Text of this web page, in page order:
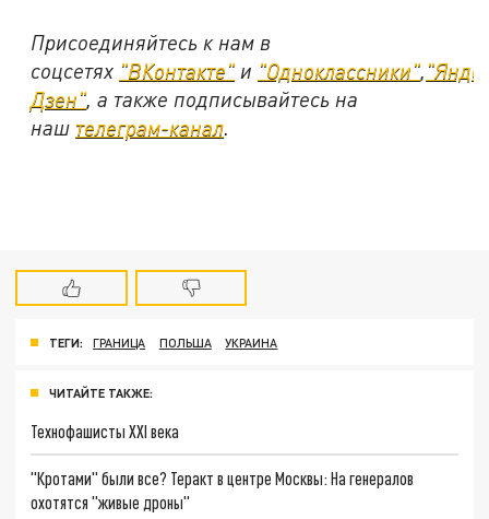
Присоединяйтесь к нам в
соцсетях "ВКонтакте" и "Одноклассники",
Дзен", а также подписывайтесь на
наш телеграм-канал.
ТЕГИ: ГРАНИЦА ПОЛЬША УКРАИНА
ЧИТАЙТЕ ТАКЖЕ:
Технофашисты XXI века
"Кротами" были все? Теракт в центре Москвы: На генералов
охотятся "живые дроны"